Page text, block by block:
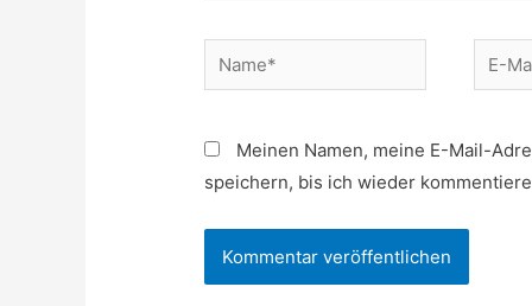
Name*
E-
Mail*
Meinen Namen, meine E-Mail-
speichern, bis ich wieder